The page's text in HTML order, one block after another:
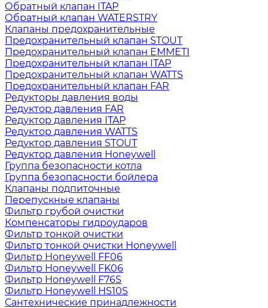
Обратный клапан ITAP
Обратный клапан WATERSTRY
Клапаны предохранительные
Предохранительный клапан STOUT
Предохранительный клапан EMMETI
Предохранительный клапан ITAP
Предохранительный клапан WATTS
Предохранительный клапан FAR
Редукторы давления воды
Редуктор давления FAR
Редуктор давления ITAP
Редуктор давления WATTS
Редуктор давления STOUT
Редуктор давления Honeywell
Группа безопасности котла
Группа безопасности бойлера
Клапаны подпиточные
Перепускные клапаны
Фильтр грубой очистки
Компенсаторы гидроударов
Фильтр тонкой очистки
Фильтр тонкой очистки Honeywell
Фильтр Honeywell FF06
Фильтр Honeywell FK06
Фильтр Honeywell F76S
Фильтр Honeywell HS10S
Сантехнические принадлежности